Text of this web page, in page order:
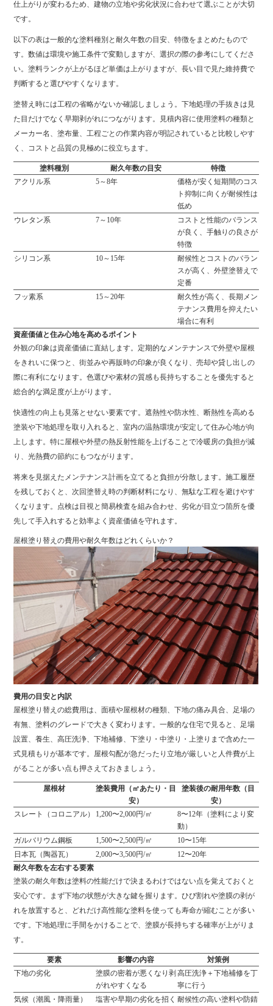
仕上がりが変わるため、建物の立地や劣化状況に合わせて選ぶことが大切
です。
以下の表は一般的な塗料種別と耐久年数の目安、特徴をまとめたもので
す。数値は環境や施工条件で変動しますが、選択の際の参考にしてくださ
い。塗料ランクが上がるほど単価は上がりますが、長い目で見た維持費で
判断すると選びやすくなります。
塗替え時には工程の省略がないか確認しましょう。下地処理の手抜きは見
た目だけでなく早期剥がれにつながります。見積内容に使用塗料の種類と
メーカー名、塗布量、工程ごとの作業内容が明記されていると比較しやす
く、コストと品質の見極めに役立ちます。
塗料種別 耐久年数の目安
特徴
アクリル系
5～8年
価格が安く短期間のコス
ト抑制に向くが耐候性は
低め
ウレタン系
7～10年
コストと性能のバランス
が良く、手触りの良さが
特徴
シリコン系
10～15年
耐候性とコストのバラン
スが高く、外壁塗替えで
定番
フッ素系
15～20年
耐久性が高く、長期メン
テナンス費用を抑えたい
場合に有利
資産価値と住み心地を高めるポイント
外観の印象は資産価値に直結します。定期的なメンテナンスで外壁や屋根
をきれいに保つと、街並みや再販時の印象が良くなり、売却や貸し出しの
際に有利になります。色選びや素材の質感も長持ちすることを優先すると
総合的な満足度が上がります。
快適性の向上も見落とせない要素です。遮熱性や防水性、断熱性を高める
塗装や下地処理を取り入れると、室内の温熱環境が安定して住み心地が向
上します。特に屋根や外壁の熱反射性能を上げることで冷暖房の負担が減
り、光熱費の節約にもつながります。
将来を見据えたメンテナンス計画を立てると負担が分散します。施工履歴
を残しておくと、次回塗替え時の判断材料になり、無駄な工程を避けやす
くなります。点検は目視と簡易検査を組み合わせ、劣化が目立つ箇所を優
先して手入れすると効率よく資産価値を守れます。
屋根塗り替えの費用や耐久年数はどれくらいか？
費用の目安と内訳
屋根塗り替えの総費用は、面積や屋根材の種類、下地の痛み具合、足場の
有無、塗料のグレードで大きく変わります。一般的な住宅で見ると、足場
設置、養生、高圧洗浄、下地補修、下塗り・中塗り・上塗りまで含めた一
式見積もりが基本です。屋根勾配が急だったり立地が厳しいと人件費が上
がることが多い点も押さえておきましょう。
屋根材
塗装費用（㎡あたり・目
安）
塗装後の耐用年数（目
安）
スレート（コロニアル）
1,200〜2,000円/㎡
8〜12年（塗料により変
動）
ガルバリウム鋼板
1,500〜2,500円/㎡
10〜15年
日本瓦（陶器瓦）
2,000〜3,500円/㎡
12〜20年
耐久年数を左右する要素
塗装の耐久年数は塗料の性能だけで決まるわけではない点を覚えておくと
安心です。まず下地の状態が大きな鍵を握ります。ひび割れや塗膜の剥が
れを放置すると、どれだけ高性能な塗料を使っても寿命が縮むことが多い
です。下地処理に手間をかけることで、塗膜が長持ちする確率が上がりま
す。
要素 影響の内容
対策例
下地の劣化
塗膜の密着が悪くなり剥
がれやすくなる
高圧洗浄＋下地補修を丁
寧に行う
気候（潮風・降雨量）
塩害や早期の劣化を招く 耐候性の高い塗料や防錆